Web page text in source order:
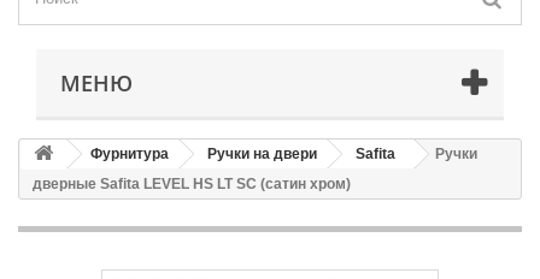
МЕНЮ
Фурнитура Ручки на двери Safita
Ручки
дверные Safita LEVEL HS LT SC (сатин хром)